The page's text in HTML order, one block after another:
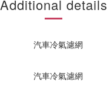
Additional details